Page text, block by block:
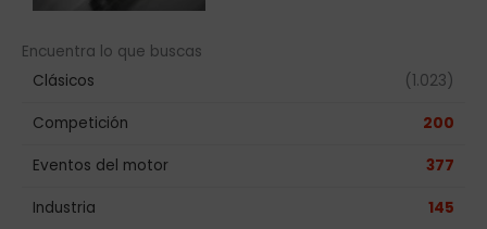
Encuentra lo que buscas
Clásicos
(1.023)
Competición 200
Eventos del motor 377
Industria 145